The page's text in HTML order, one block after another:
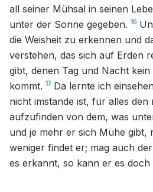
all seiner Mühsal in seinen
unter der Sonne gegeben. 16
die Weisheit zu erkennen und
verstehen, das sich auf Erden
gibt, denen Tag und Nacht
kommt. 17 Da lernte ich
nicht imstande ist, für alles den
aufzufinden von dem, was
und je mehr er sich Mühe gibt,
weniger findet er; mag auch
es erkannt, so kann er es